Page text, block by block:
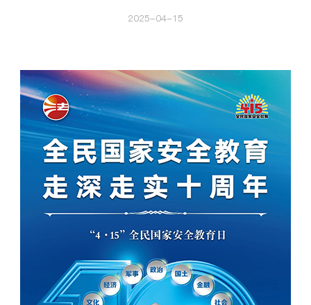
产品中心
新闻资讯
渠道合作
投资者关系
2025-04-15